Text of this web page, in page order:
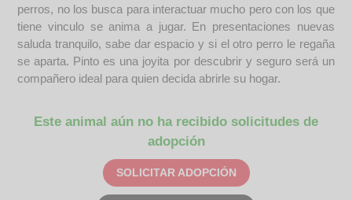
perros, no los busca para interactuar mucho pero con los que
tiene vinculo se anima a jugar. En presentaciones nuevas
saluda tranquilo, sabe dar espacio y si el otro perro le regaña
se aparta. Pinto es una joyita por descubrir y seguro será un
compañero ideal para quien decida abrirle su hogar.
Este animal aún no ha recibido solicitudes de
adopción
SOLICITAR ADOPCIÓN